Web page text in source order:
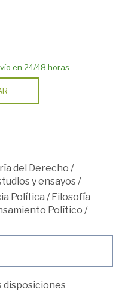
en 24/48 horas
del Derecho /
y ensayos/
Política / Filosofía
Político /
disposiciones